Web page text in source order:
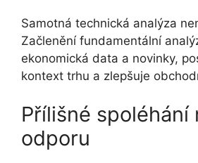
Samotná technická analýza
Začlenění fundamentální
ekonomická data a novinky,
kontext trhu a zlepšuje
Přílišné spoléhání
odporu